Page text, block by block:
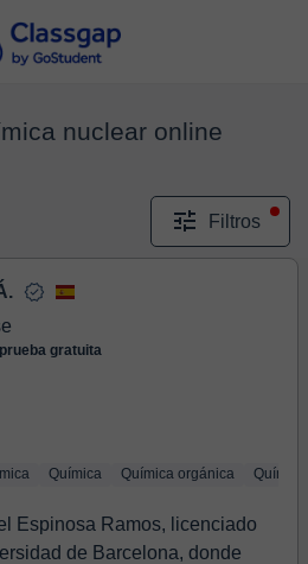
nuclear online
Filtros
gratuita
Química Química orgánica
Espinosa Ramos, licenciado
de Barcelona, donde